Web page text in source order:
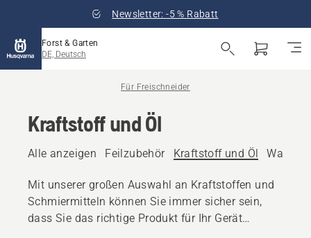
Newsletter: -5 % Rabatt
Forst & Garten
DE, Deutsch
Für Freischneider
Kraftstoff und Öl
Alle anzeigen Feilzubehör Kraftstoff und Öl
Mit unserer großen Auswahl an Kraftstoffen und
Schmiermitteln können Sie immer sicher sein,
dass Sie das richtige Produkt für Ihr Gerät